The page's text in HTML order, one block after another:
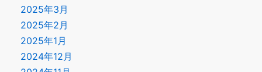
2025年3月
2025年2月
2025年1月
2024年12月